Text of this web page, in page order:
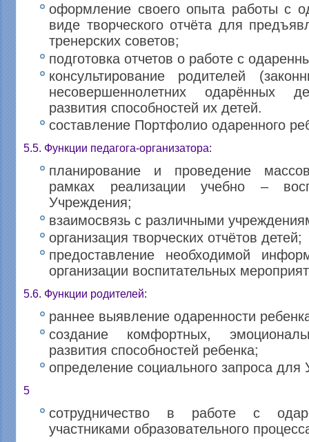
оформление своего опыта работы с
виде творческого отчёта для
тренерских советов;
подготовка отчетов о работе с
консультирование родителей
несовершеннолетних одарённых
развития способностей их детей.
составление Портфолио одаренного
5.5. Функции педагога-организатора:
планирование и проведение
рамках реализации учебно –
Учреждения;
взаимосвязь с различными
организация творческих отчётов детей;
предоставление необходимой
организации воспитательных
5.6. Функции родителей:
раннее выявление одаренности
создание комфортных,
развития способностей ребенка;
определение социального запроса для
5
сотрудничество в работе с
участниками образовательного